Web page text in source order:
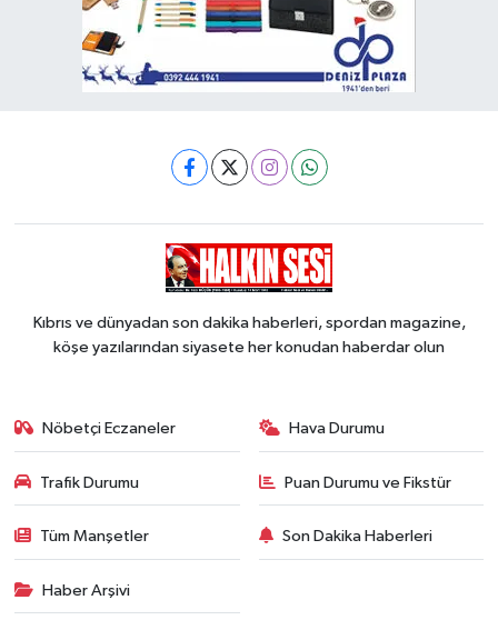
Kıbrıs ve dünyadan son dakika haberleri, spordan magazine,
köşe yazılarından siyasete her konudan haberdar olun
Nöbetçi Eczaneler Hava Durumu
Trafik Durumu Puan Durumu ve Fikstür
Tüm Manşetler Son Dakika Haberleri
Haber Arşivi